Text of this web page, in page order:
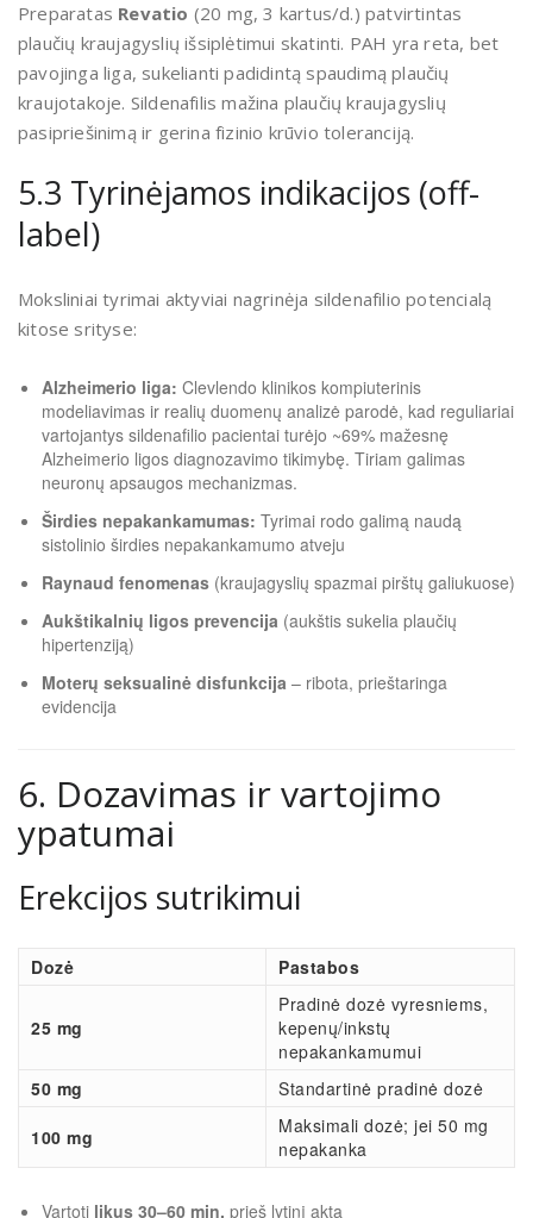
Preparatas Revatio (20 mg, 3 kartus/d.) patvirtintas
plaučių kraujagyslių išsiplėtimui skatinti. PAH yra reta, bet
pavojinga liga, sukelianti padidintą spaudimą plaučių
kraujotakoje. Sildenafilis mažina plaučių kraujagyslių
pasipriešinimą ir gerina fizinio krūvio toleranciją.
5.3 Tyrinėjamos indikacijos (off-
label)
Moksliniai tyrimai aktyviai nagrinėja sildenafilio potencialą
kitose srityse:
Alzheimerio liga: Clevlendo klinikos kompiuterinis
modeliavimas ir realių duomenų analizė parodė, kad reguliariai
vartojantys sildenafilio pacientai turėjo ~69% mažesnę
Alzheimerio ligos diagnozavimo tikimybę. Tiriam galimas
neuronų apsaugos mechanizmas.
Širdies nepakankamumas: Tyrimai rodo galimą naudą
sistolinio širdies nepakankamumo atveju
Raynaud fenomenas (kraujagyslių spazmai pirštų galiukuose)
Aukštikalnių ligos prevencija (aukštis sukelia plaučių
hipertenziją)
Moterų seksualinė disfunkcija – ribota, prieštaringa
evidencija
6. Dozavimas ir vartojimo
ypatumai
Erekcijos sutrikimui
Dozė Pastabos
25 mg
Pradinė dozė vyresniems,
kepenų/inkstų
nepakankamumui
50 mg
Standartinė pradinė dozė
100 mg
Maksimali dozė; jei 50 mg
nepakanka
Vartoti likus 30–60 min. prieš lytinį aktą